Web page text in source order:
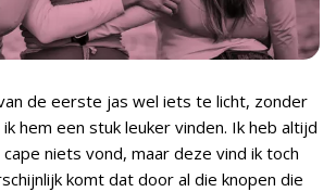
de eerste jas wel iets te licht, zonder
hem een stuk leuker vinden. Ik heb altijd
niets vond, maar deze vind ik toch
komt dat door al die knopen die